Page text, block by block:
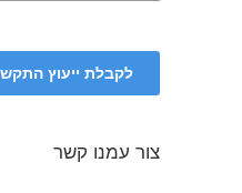
צור עמנו קשר